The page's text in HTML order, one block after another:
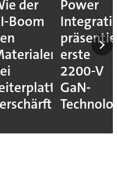
der
Boom
Power
erste
2200-V
GaN-